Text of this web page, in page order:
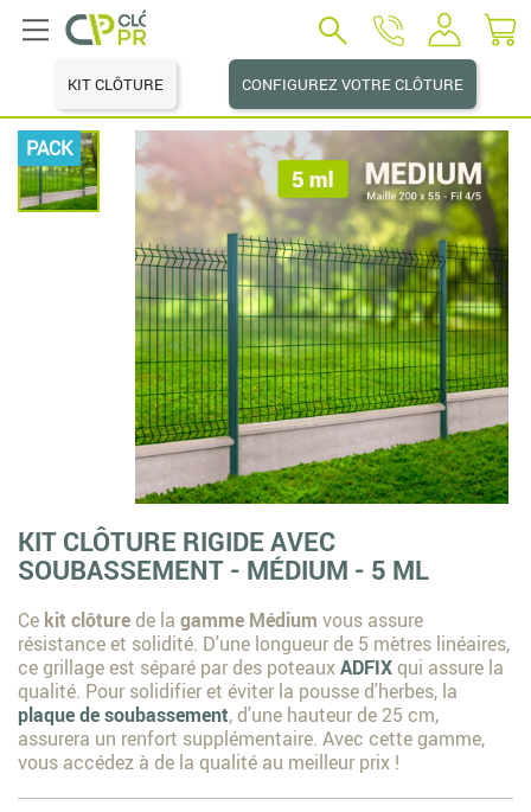
KIT CLÔTURE CONFIGUREZ VOTRE CLÔTURE
PACK
KIT CLÔTURE RIGIDE AVEC
SOUBASSEMENT - MÉDIUM - 5 ML
Ce kit clôturede la gamme Médium vous assure
résistance et solidité. D'une longueur de 5 mètres linéaires,
ce grillage est séparé par des poteauxADFIXqui assure la
qualité. Pour solidifier et éviter la pousse d'herbes, la
plaque de soubassement, d'une hauteur de 25 cm,
assurera un renfort supplémentaire. Avec cette gamme,
vous accédez à de la qualité au meilleur prix !